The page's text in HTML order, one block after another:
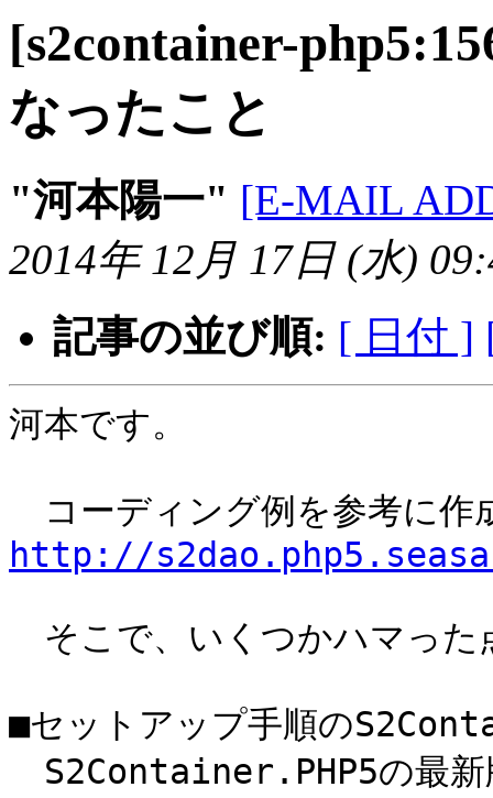
[s2container-
なったこと
"河本陽一" [E-MAIL
2014年 12月 17日 (水)
記事の並び順: [ 日付 ]
河本です。
http://
そこで、いくつかハマった
■セットアップ手順の
S2Container.PHP5の最新